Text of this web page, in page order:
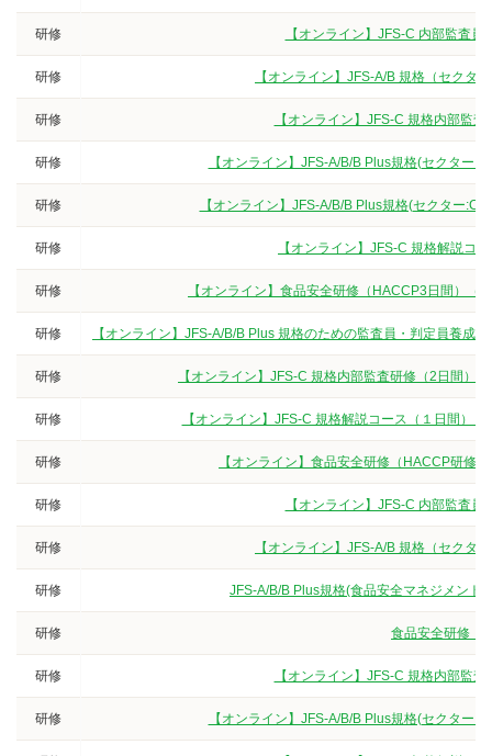
研修 【オンライン】JFS-C 内部監査
研修 【オンライン】JFS-A/B 規格（セクタ
研修 【オンライン】JFS-C 規格内部監
研修 【オンライン】JFS-A/B/B Plus規格(セクタ
研修 【オンライン】JFS-A/B/B Plus規格(セクター
研修 【オンライン】JFS-C 規格解説コ
研修 【オンライン】食品安全研修（HACCP3日間）
研修 【オンライン】JFS-A/B/B Plus 規格のための監査員・判定員養
研修 【オンライン】JFS-C 規格内部監査研修（2日間）
研修 【オンライン】JFS-C 規格解説コース（１日間）
研修 【オンライン】食品安全研修（HACCP研修
研修 【オンライン】JFS-C 内部監査
研修 【オンライン】JFS-A/B 規格（セクタ
研修 JFS-A/B/B Plus規格(食品安全マネジメント
研修 食品安全研修（
研修 【オンライン】JFS-C 規格内部監
研修 【オンライン】JFS-A/B/B Plus規格(セクタ